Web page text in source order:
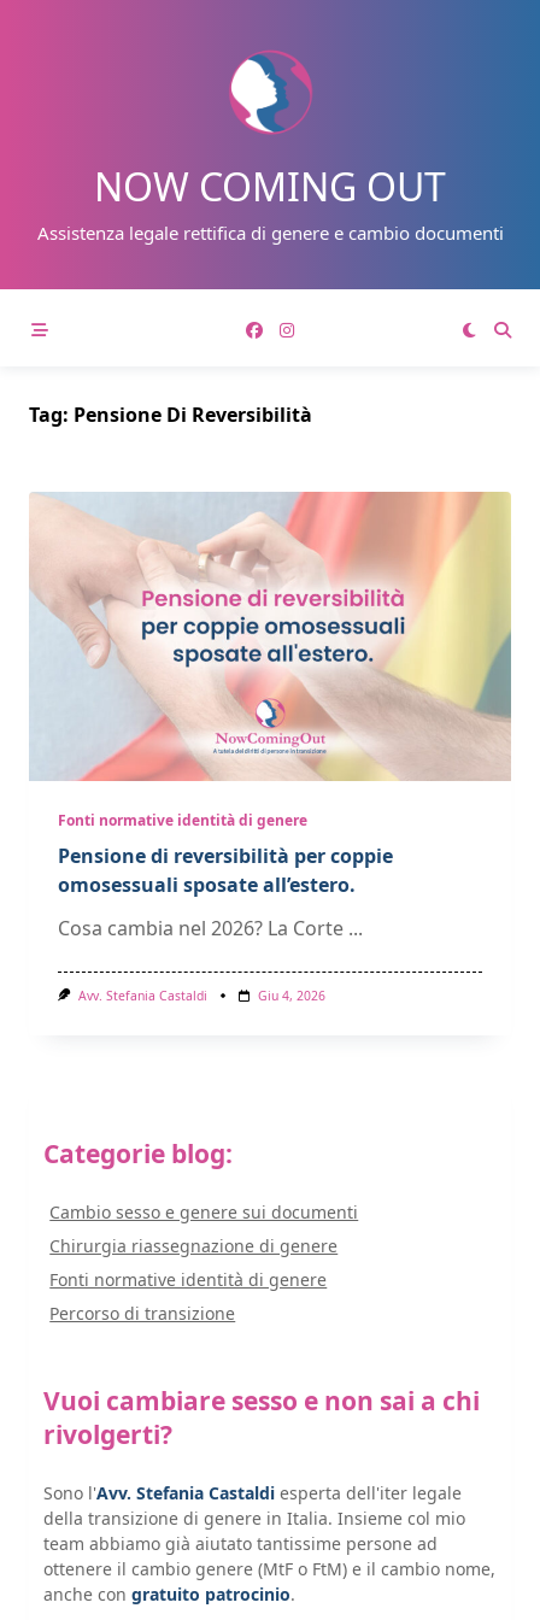
NOW COMING OUT
Assistenza legale rettifica di genere e cambio documenti
Tag: Pensione Di Reversibilità
Fonti normative identità di genere
Pensione di reversibilità per coppie
omosessuali sposate all’estero.
Cosa cambia nel 2026? La Corte ...
Avv. Stefania Castaldi Giu 4, 2026
Categorie blog:
Cambio sesso e genere sui documenti
Chirurgia riassegnazione di genere
Fonti normative identità di genere
Percorso di transizione
Vuoi cambiare sesso e non sai a chi
rivolgerti?
Sono l'Avv. Stefania Castaldi esperta dell'iter legale
della transizione di genere in Italia. Insieme col mio
team abbiamo già aiutato tantissime persone ad
ottenere il cambio genere (MtF o FtM) e il cambio nome,
anche con gratuito patrocinio.